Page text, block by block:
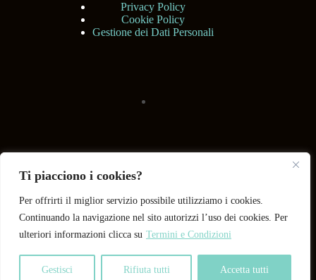
Ti piacciono i cookies?
Per offrirti il miglior servizio possibile utilizziamo i cookies.
Continuando la navigazione nel sito autorizzi l’uso dei cookies. Per
ulteriori informazioni clicca su Termini e Condizioni
Gestisci Rifiuta tutti Accetta tutti
Privacy Policy
Cookie Policy
Gestione dei Dati Personali